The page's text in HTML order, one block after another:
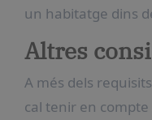
un habitatge dins
Altres
A més dels
cal tenir en